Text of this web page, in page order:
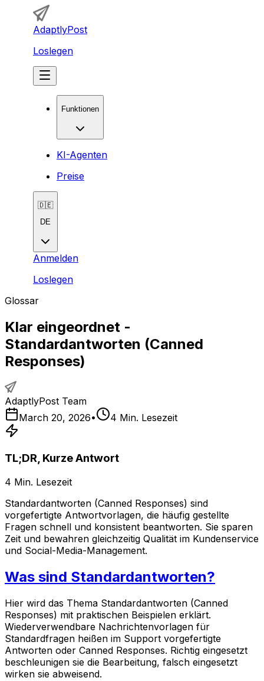
AdaptlyPost
Loslegen
Funktionen
KI-Agenten
Preise
🇩🇪
DE
Anmelden
Loslegen
Glossar
Klar eingeordnet -
Standardantworten (Canned
Responses)
AdaptlyPost Team
March 20, 2026• 4 Min. Lesezeit
TL;DR, Kurze Antwort
4 Min. Lesezeit
Standardantworten (Canned Responses) sind
vorgefertigte Antwortvorlagen, die häufig gestellte
Fragen schnell und konsistent beantworten. Sie sparen
Zeit und bewahren gleichzeitig Qualität im Kundenservice
und Social-Media-Management.
Was sind Standardantworten?
Hier wird das Thema Standardantworten (Canned
Responses) mit praktischen Beispielen erklärt.
Wiederverwendbare Nachrichtenvorlagen für
Standardfragen heißen im Support vorgefertigte
Antworten oder Canned Responses. Richtig eingesetzt
beschleunigen sie die Bearbeitung, falsch eingesetzt
wirken sie abweisend.